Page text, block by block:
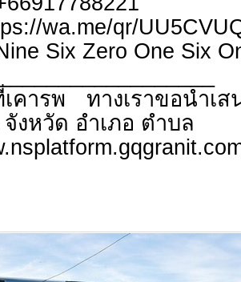
wa.me/qr/
Six Zero One Six
เคารพ ทางเราขอนำเ
งหวัด อำเภอ ตำบล